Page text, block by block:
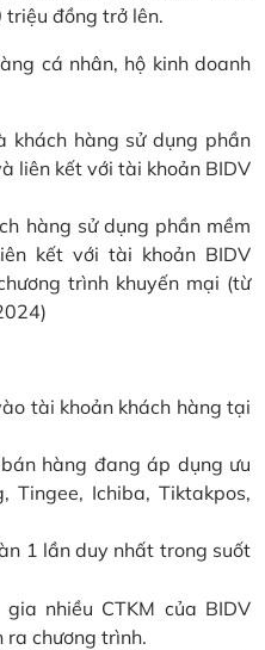
đồng trở lên.
cá nhân, hộ kinh doanh
khách hàng sử dụng phần
liên kết với tài khoản BIDV
hàng sử dụng phần mềm
kết với tài khoản BIDV
trình khuyến mại (từ
tài khoản khách hàng tại
hàng đang áp dụng ưu
Tingee, Ichiba, Tiktakpos,
1 lần duy nhất trong suốt
nhiều CTKM của BIDV
chương trình.